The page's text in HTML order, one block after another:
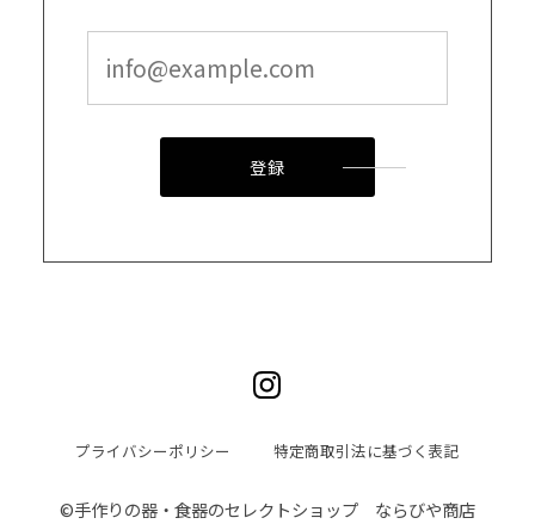
登録
プライバシーポリシー 特定商取引法に基づく表記
©︎手作りの器・食器のセレクトショップ ならびや商店